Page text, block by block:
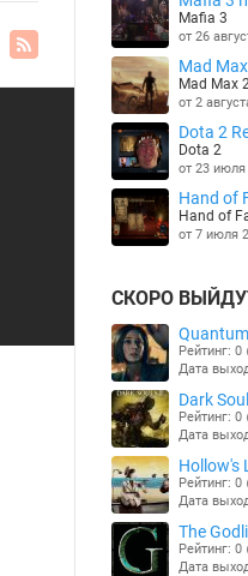
Mafia 3
от 26
Mad
Mad Max
от 2
Dota 2
Dota 2
от 23 июля
Hand of
Hand of
от 7 июля
СКОРО
Рейтинг: 0
Дата
Dark
Рейтинг: 0
Дата
Hollow's
Рейтинг: 0
Дата
The
Рейтинг: 0
Дата